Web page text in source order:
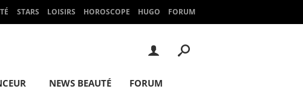
STARS LOISIRS HOROSCOPE HUGO FORUM
NEWS BEAUTÉ FORUM